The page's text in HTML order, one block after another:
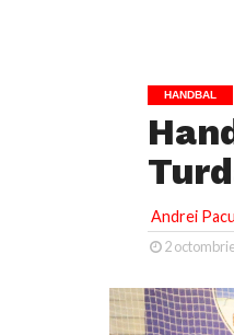
HANDBAL
Andrei
2